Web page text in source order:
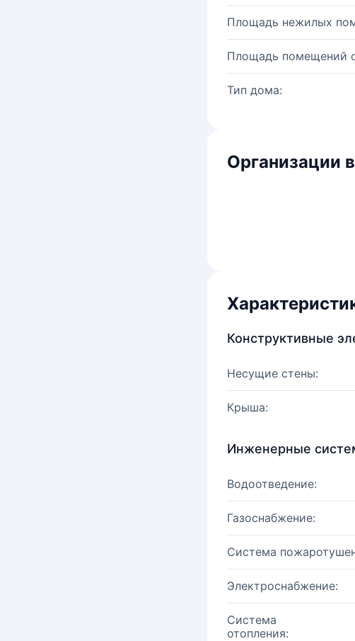
Площадь нежилых
Площадь помещений
Тип дома:
Организации
Конструктивные
Несущие стены:
Крыша:
Инженерные
Водоотведение:
Газоснабжение:
Система
Электроснабжение:
Система
отопления: